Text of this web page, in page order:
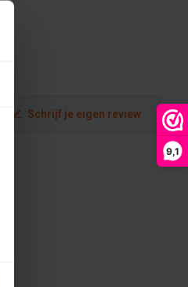
9,1
Schrijf je eigen review